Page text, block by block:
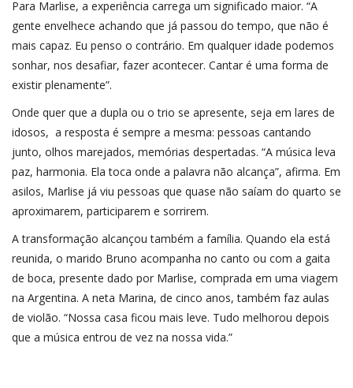
Para Marlise, a experiência carrega um significado maior. “A
gente envelhece achando que já passou do tempo, que não é
mais capaz. Eu penso o contrário. Em qualquer idade podemos
sonhar, nos desafiar, fazer acontecer. Cantar é uma forma de
existir plenamente”.
Onde quer que a dupla ou o trio se apresente, seja em lares de
idosos, a resposta é sempre a mesma: pessoas cantando
junto, olhos marejados, memórias despertadas. “A música leva
paz, harmonia. Ela toca onde a palavra não alcança”, afirma. Em
asilos, Marlise já viu pessoas que quase não saíam do quarto se
aproximarem, participarem e sorrirem.
A transformação alcançou também a família. Quando ela está
reunida, o marido Bruno acompanha no canto ou com a gaita
de boca, presente dado por Marlise, comprada em uma viagem
na Argentina. A neta Marina, de cinco anos, também faz aulas
de violão. “Nossa casa ficou mais leve. Tudo melhorou depois
que a música entrou de vez na nossa vida.”